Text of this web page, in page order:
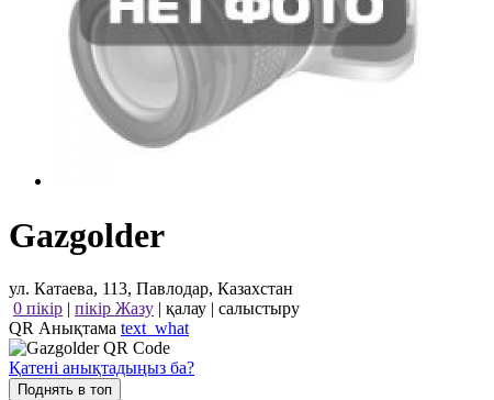
Gazgolder
ул. Катаева, 113, Павлодар, Казахстан
0 пікір | пікір Жазу | қалау | салыстыру
QR Анықтама text_what
Қатені анықтадыңыз ба?
Поднять в топ